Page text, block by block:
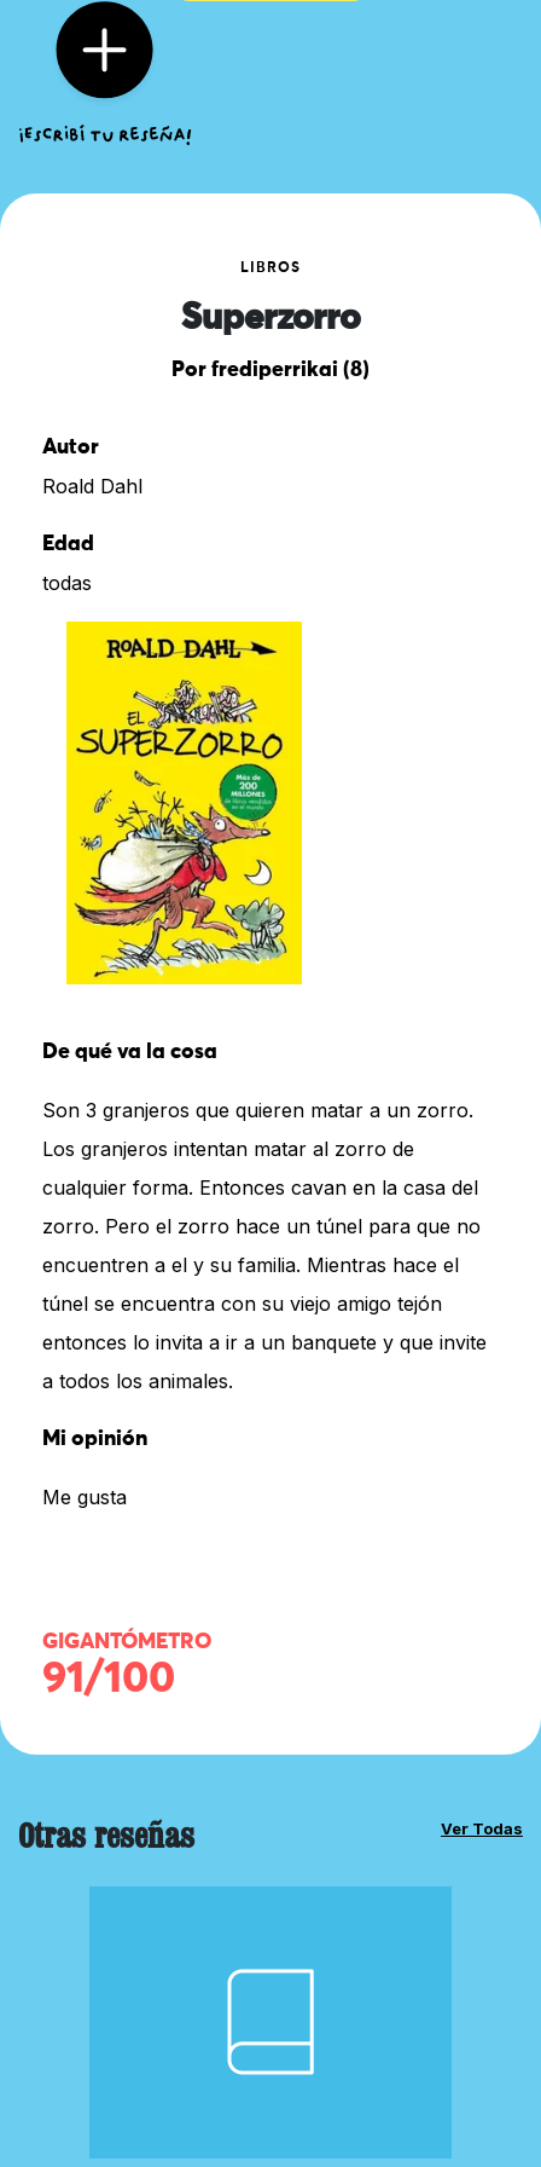
LIBROS
Superzorro
Por frediperrikai (8)
Autor
Roald Dahl
Edad
todas
De qué va la cosa
Son 3 granjeros que quieren matar a un zorro.
Los granjeros intentan matar al zorro de
cualquier forma. Entonces cavan en la casa del
zorro. Pero el zorro hace un túnel para que no
encuentren a el y su familia. Mientras hace el
túnel se encuentra con su viejo amigo tejón
entonces lo invita a ir a un banquete y que invite
a todos los animales.
Mi opinión
Me gusta
GIGANTÓMETRO
91/100
Otras reseñas Ver Todas